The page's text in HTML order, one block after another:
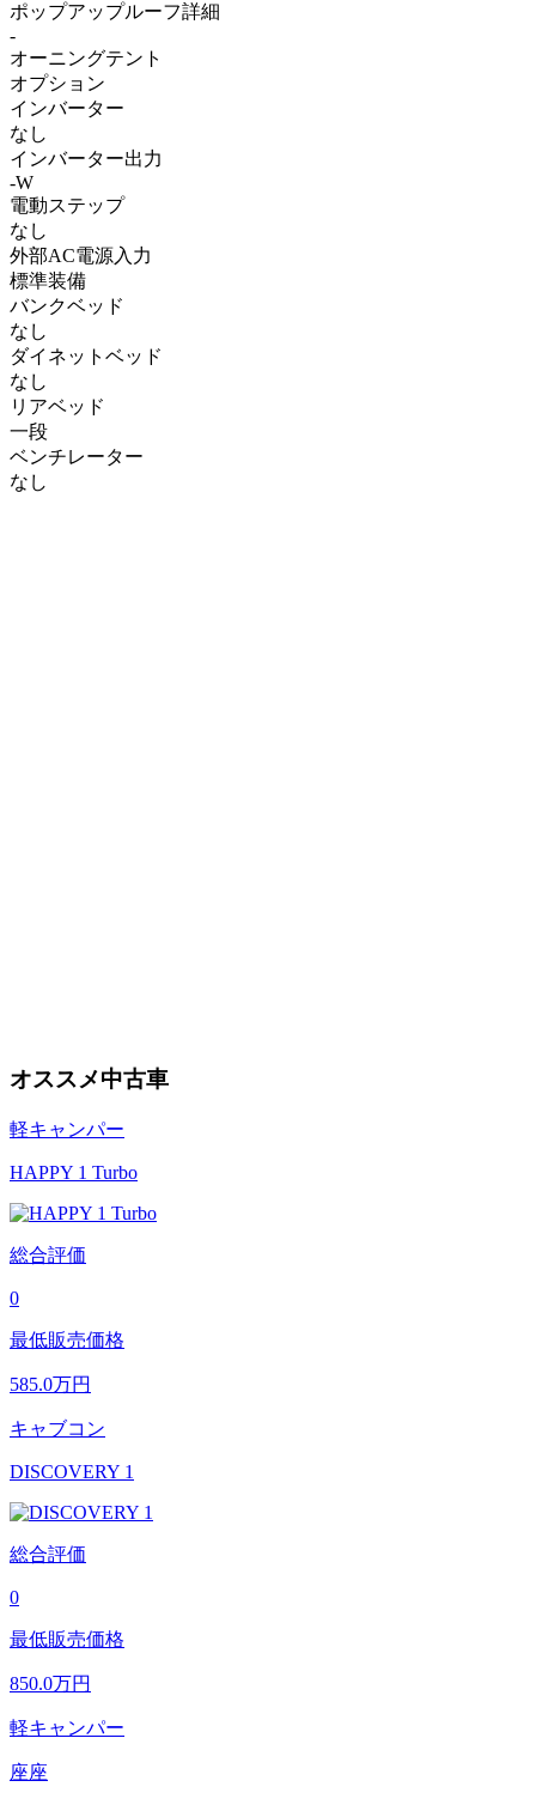
ポップアップルーフ詳細
-
オーニングテント
オプション
インバーター
なし
インバーター出力
-W
電動ステップ
なし
外部AC電源入力
標準装備
バンクベッド
なし
ダイネットベッド
なし
リアベッド
一段
ベンチレーター
なし
オススメ中古車
軽キャンパー
HAPPY 1 Turbo
総合評価
0
最低販売価格
585.0万円
キャブコン
DISCOVERY 1
総合評価
0
最低販売価格
850.0万円
軽キャンパー
座座